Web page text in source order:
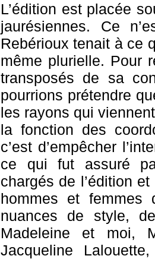
L’édition est placée
jaurésiennes. Ce
Rebérioux tenait à ce
même plurielle. Pour
transposés de sa
pourrions prétendre
les rayons qui
la fonction des
c’est d’empêcher
ce qui fut assuré
chargés de l’édition
hommes et
nuances de style,
Madeleine et moi,
Jacqueline